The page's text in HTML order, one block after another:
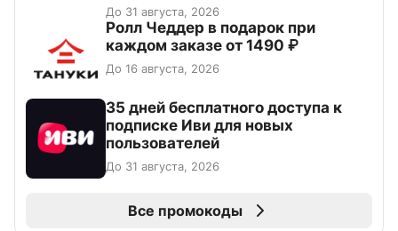
До 31 августа, 2026
Ролл Чеддер в подарок при
каждом заказе от 1490 ₽
До 16 августа, 2026
35 дней бесплатного доступа к
подписке Иви для новых
пользователей
До 31 августа, 2026
Все промокоды